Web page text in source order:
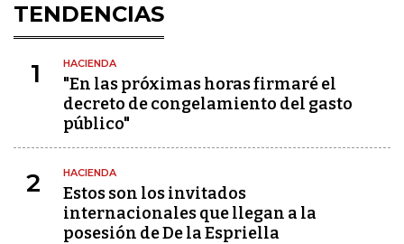
TENDENCIAS
1 HACIENDA
"En las próximas horas firmaré el
decreto de congelamiento del gasto
público"
2 HACIENDA
Estos son los invitados
internacionales que llegan a la
posesión de De la Espriella